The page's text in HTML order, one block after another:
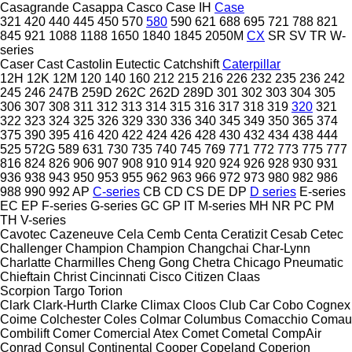
Casagrande Casappa Casco Case IH Case
321 420 440 445 450 570 580 590 621 688 695 721 788 821
845 921 1088 1188 1650 1840 1845 2050M CX SR SV TR W-
series
Caser Cast Castolin Eutectic Catchshift Caterpillar
12H 12K 12M 120 140 160 212 215 216 226 232 235 236 242
245 246 247B 259D 262C 262D 289D 301 302 303 304 305
306 307 308 311 312 313 314 315 316 317 318 319 320 321
322 323 324 325 326 329 330 336 340 345 349 350 365 374
375 390 395 416 420 422 424 426 428 430 432 434 438 444
525 572G 589 631 730 735 740 745 769 771 772 773 775 777
816 824 826 906 907 908 910 914 920 924 926 928 930 931
936 938 943 950 953 955 962 963 966 972 973 980 982 986
988 990 992 AP C-series CB CD CS DE DP D series E-series
EC EP F-series G-series GC GP IT M-series MH NR PC PM
TH V-series
Cavotec Cazeneuve Cela Cemb Centa Ceratizit Cesab Cetec
Challenger Champion Champion Changchai Char-Lynn
Charlatte Charmilles Cheng Gong Chetra Chicago Pneumatic
Chieftain Christ Cincinnati Cisco Citizen Claas
Scorpion Targo Torion
Clark Clark-Hurth Clarke Climax Cloos Club Car Cobo Cognex
Coime Colchester Coles Colmar Columbus Comacchio Comau
Combilift Comer Comercial Atex Comet Cometal CompAir
Conrad Consul Continental Cooper Copeland Coperion